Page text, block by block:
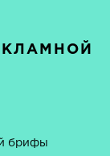
брифы